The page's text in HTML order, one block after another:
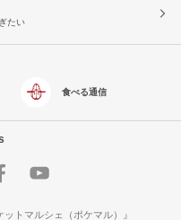
たい
食べる通信
トマルシェ（ポケマル）』